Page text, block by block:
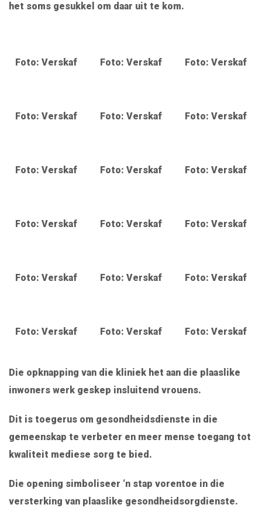
het soms gesukkel om daar uit te kom.
Foto: Verskaf Foto: Verskaf Foto: Verskaf
Foto: Verskaf Foto: Verskaf Foto: Verskaf
Foto: Verskaf Foto: Verskaf Foto: Verskaf
Foto: Verskaf Foto: Verskaf Foto: Verskaf
Foto: Verskaf Foto: Verskaf Foto: Verskaf
Foto: Verskaf Foto: Verskaf Foto: Verskaf
Die opknapping van die kliniek het aan die plaaslike
inwoners werk geskep insluitend vrouens.
Dit is toegerus om gesondheidsdienste in die
gemeenskap te verbeter en meer mense toegang tot
kwaliteit mediese sorg te bied.
Die opening simboliseer ‘n stap vorentoe in die
versterking van plaaslike gesondheidsorgdienste.